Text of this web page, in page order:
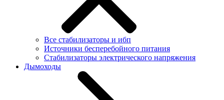
Все стабилизаторы и ибп
Источники бесперебойного питания
Стабилизаторы электрического напряжения
Дымоходы